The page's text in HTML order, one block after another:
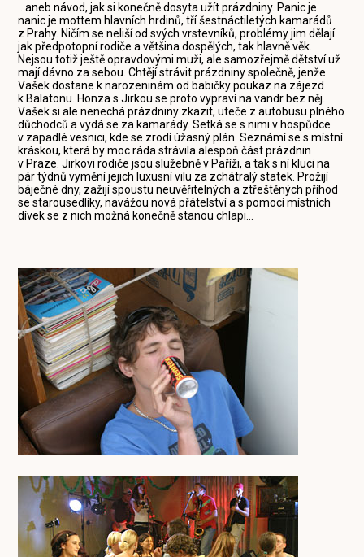
...aneb návod, jak si konečně dosyta užít prázdniny. Panic je
nanic je mottem hlavních hrdinů, tří šestnáctiletých kamarádů
z Prahy. Ničím se neliší od svých vrstevníků, problémy jim dělají
jak předpotopní rodiče a většina dospělých, tak hlavně věk.
Nejsou totiž ještě opravdovými muži, ale samozřejmě dětství už
mají dávno za sebou. Chtějí strávit prázdniny společně, jenže
Vašek dostane k narozeninám od babičky poukaz na zájezd
k Balatonu. Honza s Jirkou se proto vypraví na vandr bez něj.
Vašek si ale nenechá prázdniny zkazit, uteče z autobusu plného
důchodců a vydá se za kamarády. Setká se s nimi v hospůdce
v zapadlé vesnici, kde se zrodí úžasný plán. Seznámí se s místní
kráskou, která by moc ráda strávila alespoň část prázdnin
v Praze. Jirkovi rodiče jsou služebně v Paříži, a tak s ní kluci na
pár týdnů vymění jejich luxusní vilu za zchátralý statek. Prožijí
báječné dny, zažijí spoustu neuvěřitelných a ztřeštěných příhod
se starousedlíky, navážou nová přátelství a s pomocí místních
dívek se z nich možná konečně stanou chlapi...